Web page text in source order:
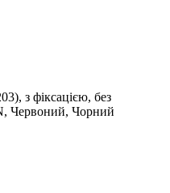
з фіксацією, без
Червоний, Чорний